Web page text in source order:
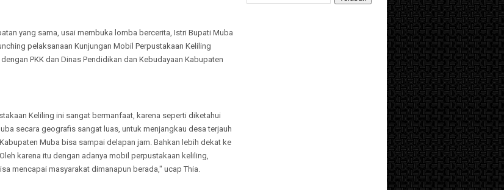
yang sama, usai membuka lomba bercerita, Istri Bupati Muba
pelaksanaan Kunjungan Mobil Perpustakaan Keliling
PKK dan Dinas Pendidikan dan Kebudayaan Kabupaten
Keliling ini sangat bermanfaat, karena seperti diketahui
secara geografis sangat luas, untuk menjangkau desa terjauh
Muba bisa sampai delapan jam. Bahkan lebih dekat ke
karena itu dengan adanya mobil perpustakaan keliling,
mencapai masyarakat dimanapun berada," ucap Thia.